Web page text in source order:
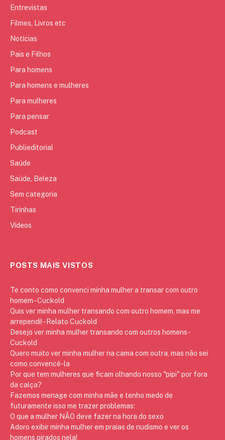
Entrevistas
Filmes, Livros etc
Notícias
Pais e Filhos
Para homens
Para homens e mulheres
Para mulheres
Para pensar
Podcast
Publieditorial
Saúde
Saúde, Beleza
Sem categoria
Tirinhas
Vídeos
POSTS MAIS VISTOS
Te conto como convenci minha mulher a transar com outro
homem - Cuckold
Quis ver minha mulher transando com outro homem, mas me
arrependi! - Relato Cuckold
Desejo ver minha mulher transando com outros homens -
Cuckold
Quero muito ver minha mulher na cama com outra, mas não sei
como convencê-la
Por que tem mulheres que ficam olhando nosso "pipi" por fora
da calça?
Fazemos menage com minha mãe e tenho medo de
futuramente isso me trazer problemas:
O que a mulher NÃO deve fazer na hora do sexo
Adoro exibir minha mulher em praias de nudismo e ver os
homens pirados nela!